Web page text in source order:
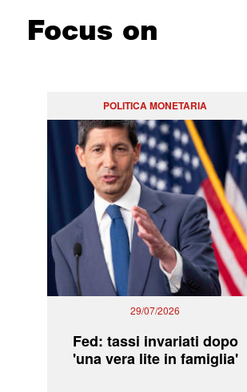
Focus on
POLITICA MONETARIA
29/07/2026
Fed: tassi invariati dopo
'una vera lite in famiglia'